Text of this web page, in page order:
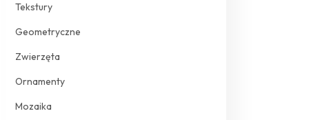
Tekstury
Geometryczne
Zwierzęta
Ornamenty
Mozaika